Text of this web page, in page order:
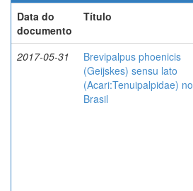
Data do
documento
Título
2017-05-31
Brevipalpus phoenicis
(Geijskes) sensu lato
(Acari:Tenuipalpidae) no
Brasil